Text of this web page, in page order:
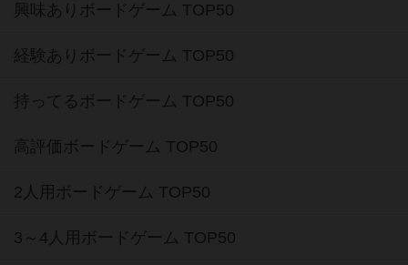
興味ありボードゲーム TOP50
経験ありボードゲーム TOP50
持ってるボードゲーム TOP50
高評価ボードゲーム TOP50
2人用ボードゲーム TOP50
3～4人用ボードゲーム TOP50